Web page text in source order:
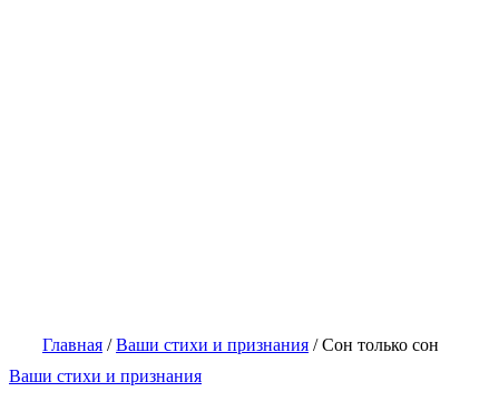
Главная /Ваши стихи и признания /Сон только сон
Ваши стихи и признания